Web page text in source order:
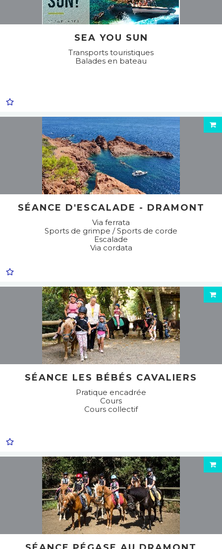
SEA YOU SUN
Transports touristiques
Balades en bateau
SÉANCE D'ESCALADE - DRAMONT
Via ferrata
Sports de grimpe / Sports de corde
Escalade
Via cordata
SÉANCE LES BÉBÉS CAVALIERS
Pratique encadrée
Cours
Cours collectif